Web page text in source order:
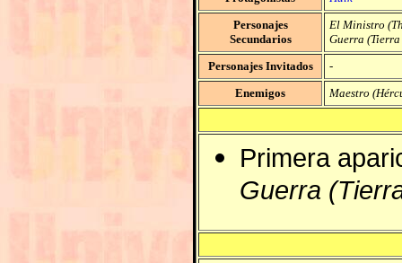
Personajes
Secundarios
El Ministro
Guerra
Personajes Invitados
-
Enemigos
Maestro
Primera
Guerra